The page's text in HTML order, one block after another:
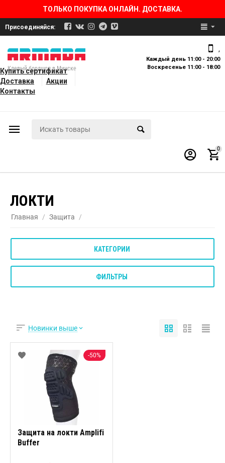
ТОЛЬКО ПОКУПКА ОНЛАЙН. ДОСТАВКА.
Присоединяйся:
Клевый бордшоп в Минске
Купить сертификат
Доставка
Акции
Контакты
,
Каждый день 11:00 - 20:00
Воскресенье 11:00 - 18:00
0
ЛОКТИ
Главная / Защита /
КАТЕГОРИИ
ФИЛЬТРЫ
Новинки выше
50%
Защита на локти Amplifi
Buffer